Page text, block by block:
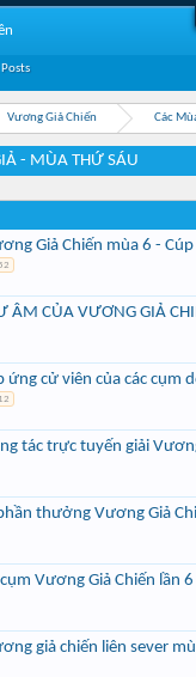
Vương Giả Chiến Các
- MÙA THỨ SÁU
Giả Chiến mùa 6 -
ÂM CỦA VƯƠNG GIẢ
ứng cử viên của các cụm
12
tác trực tuyến giải
thưởng Vương Giả
Vương Giả Chiến lần 6
giả chiến liên sever